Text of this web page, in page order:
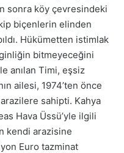
sonra köy çevresindeki
biçenlerin elinden
Hükümetten istimlak
bitmeyeceğini
anılan Timi, eşsiz
ailesi, 1974’ten önce
sahipti. Kahya
Hava Üssü’yle ilgili
kendi arazisine
Euro tazminat